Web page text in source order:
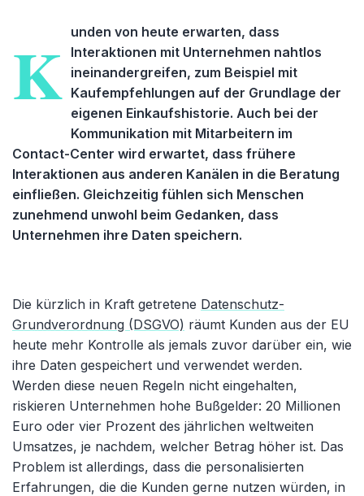
K unden von heute erwarten, dass
Interaktionen mit Unternehmen nahtlos
ineinandergreifen, zum Beispiel mit
Kaufempfehlungen auf der Grundlage der
eigenen Einkaufshistorie. Auch bei der
Kommunikation mit Mitarbeitern im
Contact-Center wird erwartet, dass frühere
Interaktionen aus anderen Kanälen in die Beratung
einfließen. Gleichzeitig fühlen sich Menschen
zunehmend unwohl beim Gedanken, dass
Unternehmen ihre Daten speichern.
Die kürzlich in Kraft getretene Datenschutz-
Grundverordnung (DSGVO) räumt Kunden aus der EU
heute mehr Kontrolle als jemals zuvor darüber ein, wie
ihre Daten gespeichert und verwendet werden.
Werden diese neuen Regeln nicht eingehalten,
riskieren Unternehmen hohe Bußgelder: 20 Millionen
Euro oder vier Prozent des jährlichen weltweiten
Umsatzes, je nachdem, welcher Betrag höher ist. Das
Problem ist allerdings, dass die personalisierten
Erfahrungen, die die Kunden gerne nutzen würden, in